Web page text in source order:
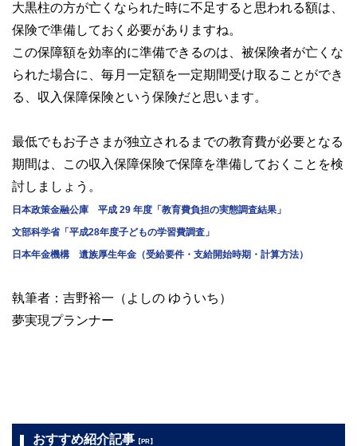
大黒柱の方が亡くなられた時に不足すると思われる額は、
保険で準備しておく必要がありますね。
この保障額を効率的に準備できるのは、被保険者が亡くな
られた場合に、毎月一定額を一定期間受け取ることができ
る、収入保障保険という保険だと思います。
最低でもお子さまが独立されるまでの教育費が必要となる
期間は、この収入保障保険で保障を準備しておくことを検
討しましょう。
日本政策金融公庫 平成 29 年度「教育費負担の実態調査結果」
文部科学省「平成28年度子どもの学習費調査」
日本年金機構 遺族厚生年金（受給要件・支給開始時期・計算方法）
執筆者：吉野裕一（よしの ゆういち）
夢実現プランナー
おすすめ紹介記事 【PR】